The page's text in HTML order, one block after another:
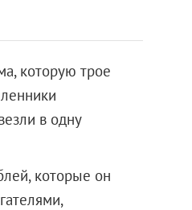
которую трое
в одну
которые он